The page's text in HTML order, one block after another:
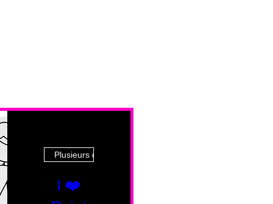
Plusieurs dates
I ❤️